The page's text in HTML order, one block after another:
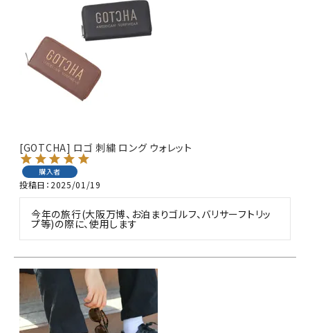
詳しい条件から探す
[GOTCHA] ロゴ 刺繍 ロング ウォレット
購入者
投稿日 2025/01/19
今年の旅行(大阪万博、お泊まりゴルフ、バリサーフトリッ
プ等)の際に、使用します